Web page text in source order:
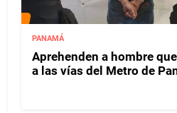
PANAMÁ
Aprehenden a hombre
a las vías del Metro de